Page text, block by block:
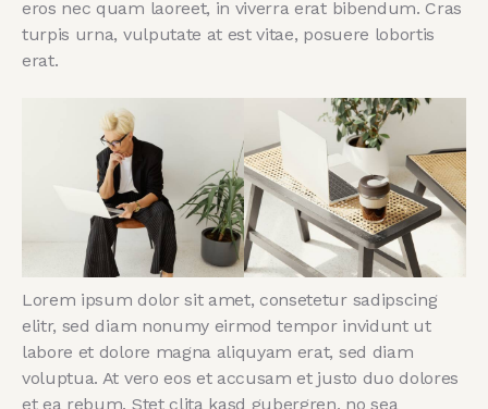
eros nec quam laoreet, in viverra erat bibendum. Cras
turpis urna, vulputate at est vitae, posuere lobortis
erat.
Lorem ipsum dolor sit amet, consetetur sadipscing
elitr, sed diam nonumy eirmod tempor invidunt ut
labore et dolore magna aliquyam erat, sed diam
voluptua. At vero eos et accusam et justo duo dolores
et ea rebum. Stet clita kasd gubergren, no sea